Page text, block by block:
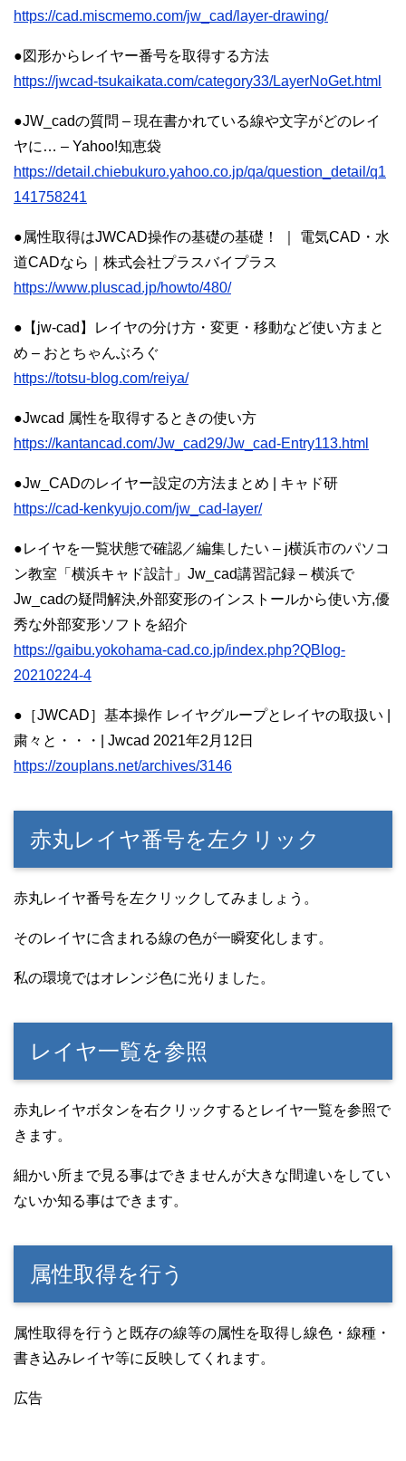
https://cad.miscmemo.com/jw_cad/layer-drawing/
●図形からレイヤー番号を取得する方法
https://jwcad-tsukaikata.com/category33/LayerNoGet.html
●JW_cadの質問 – 現在書かれている線や文字がどのレイ
ヤに… – Yahoo!知恵袋
https://detail.chiebukuro.yahoo.co.jp/qa/question_detail/q1
141758241
●属性取得はJWCAD操作の基礎の基礎！ ｜ 電気CAD・水
道CADなら｜株式会社プラスバイプラス
https://www.pluscad.jp/howto/480/
●【jw-cad】レイヤの分け方・変更・移動など使い方まと
め – おとちゃんぶろぐ
https://totsu-blog.com/reiya/
●Jwcad 属性を取得するときの使い方
https://kantancad.com/Jw_cad29/Jw_cad-Entry113.html
●Jw_CADのレイヤー設定の方法まとめ | キャド研
https://cad-kenkyujo.com/jw_cad-layer/
●レイヤを一覧状態で確認／編集したい – j横浜市のパソコ
ン教室「横浜キャド設計」Jw_cad講習記録 – 横浜で
Jw_cadの疑問解決,外部変形のインストールから使い方,優
秀な外部変形ソフトを紹介
https://gaibu.yokohama-cad.co.jp/index.php?QBlog-
20210224-4
●［JWCAD］基本操作 レイヤグループとレイヤの取扱い |
粛々と・・・| Jwcad 2021年2月12日
https://zouplans.net/archives/3146
赤丸レイヤ番号を左クリック
赤丸レイヤ番号を左クリックしてみましょう。
そのレイヤに含まれる線の色が一瞬変化します。
私の環境ではオレンジ色に光りました。
レイヤ一覧を参照
赤丸レイヤボタンを右クリックするとレイヤ一覧を参照で
きます。
細かい所まで見る事はできませんが大きな間違いをしてい
ないか知る事はできます。
属性取得を行う
属性取得を行うと既存の線等の属性を取得し線色・線種・
書き込みレイヤ等に反映してくれます。
広告